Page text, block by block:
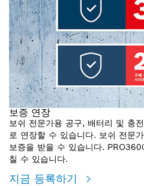
보증 연장
보쉬 전문가용 공구, 배터리 및 충
로 연장할 수 있습니다. 보쉬 전문
보증을 받을 수 있습니다.
칠 수 있습니다.
지금 등록하기